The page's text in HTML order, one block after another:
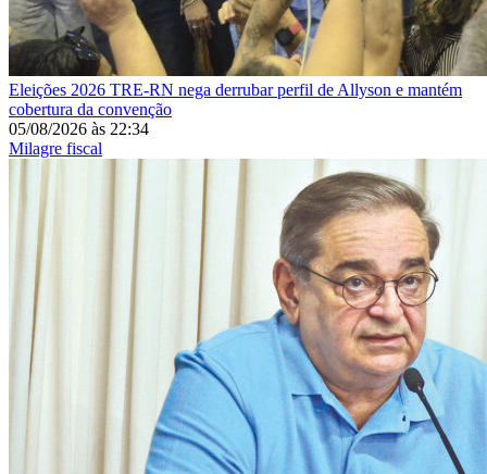
Eleições 2026 TRE-RN nega derrubar perfil de Allyson e mantém
cobertura da convenção
05/08/2026 às 22:34
Milagre fiscal